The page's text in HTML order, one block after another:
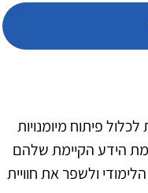
פיתוח מיומנויות
הידע הקיימת שלהם
ולשפר את חוויית